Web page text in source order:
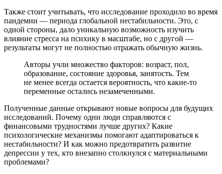
Также стоит учитывать, что исследование проходило во время
пандемии — периода глобальной нестабильности. Это, с
одной стороны, дало уникальную возможность изучить
влияние стресса на психику в масштабе, но с другой —
результаты могут не полностью отражать обычную жизнь.
Авторы учли множество факторов: возраст, пол,
образование, состояние здоровья, занятость. Тем
не менее всегда остается вероятность, что какие-то
переменные остались незамеченными.
Полученные данные открывают новые вопросы для будущих
исследований. Почему одни люди справляются с
финансовыми трудностями лучше других? Какие
психологические механизмы помогают адаптироваться к
нестабильности? И как можно предотвратить развитие
депрессии у тех, кто внезапно столкнулся с материальными
проблемами?